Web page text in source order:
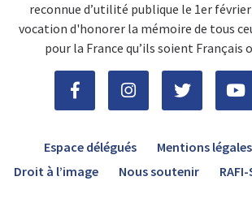
reconnue d’utilité publique le 1er février
vocation d'honorer la mémoire de tous
pour la France qu’ils soient Français
Espace délégués Mentions légales
Droit à l’image
Nous soutenir RAFI-